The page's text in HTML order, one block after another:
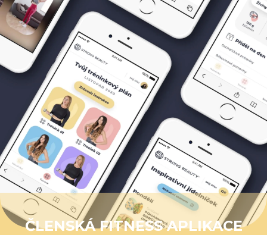
ČLENSKÁ FITNESS APLIKACE